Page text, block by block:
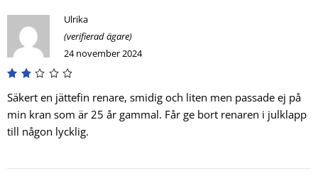
Ulrika
(verifierad ägare)
24 november 2024
Säkert en jättefin renare, smidig och liten men passade ej på
min kran som är 25 år gammal. Får ge bort renaren i julklapp
till någon lycklig.